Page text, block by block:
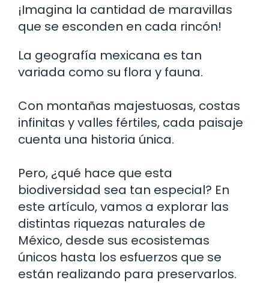
¡Imagina la cantidad de maravillas
que se esconden en cada rincón!
La geografía mexicana es tan
variada como su flora y fauna.
Con montañas majestuosas, costas
infinitas y valles fértiles, cada paisaje
cuenta una historia única.
Pero, ¿qué hace que esta
biodiversidad sea tan especial? En
este artículo, vamos a explorar las
distintas riquezas naturales de
México, desde sus ecosistemas
únicos hasta los esfuerzos que se
están realizando para preservarlos.